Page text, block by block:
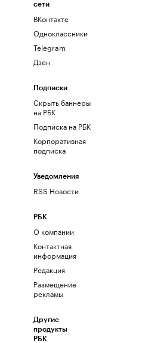
сети
ВКонтакте
Одноклассники
Telegram
Дзен
Подписки
Скрыть баннеры
на РБК
Подписка на РБК
Корпоративная
подписка
Уведомления
RSS Новости
РБК
О компании
Контактная
информация
Редакция
Размещение
рекламы
Другие
продукты
РБК